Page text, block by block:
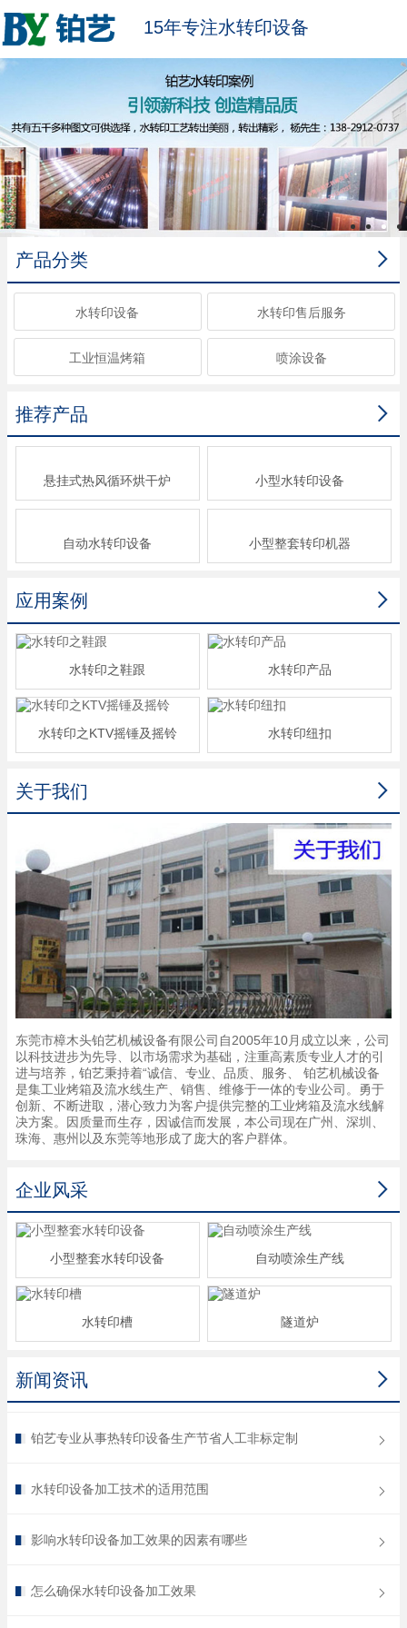
15年专注水转印设备

产品分类
水转印设备 水转印售后服务
工业恒温烤箱 喷涂设备

推荐产品
悬挂式热风循环烘干炉 小型水转印设备
自动水转印设备 小型整套转印机器

应用案例
水转印之鞋跟 水转印产品
水转印之KTV摇锤及摇铃 水转印纽扣

关于我们
东莞市樟木头铂艺机械设备有限公司自2005年10月成立以来，公司
以科技进步为先导、以市场需求为基础，注重高素质专业人才的引
进与培养，铂艺秉持着“诚信、专业、品质、服务、 铂艺机械设备
是集工业烤箱及流水线生产、销售、维修于一体的专业公司。勇于
创新、不断进取，潜心致力为客户提供完整的工业烤箱及流水线解
决方案。因质量而生存，因诚信而发展，本公司现在广州、深圳、
珠海、惠州以及东莞等地形成了庞大的客户群体。

企业风采
小型整套水转印设备 自动喷涂生产线
水转印槽 隧道炉

新闻资讯
铂艺专业从事热转印设备生产节省人工非标定制
水转印设备加工技术的适用范围
影响水转印设备加工效果的因素有哪些
怎么确保水转印设备加工效果